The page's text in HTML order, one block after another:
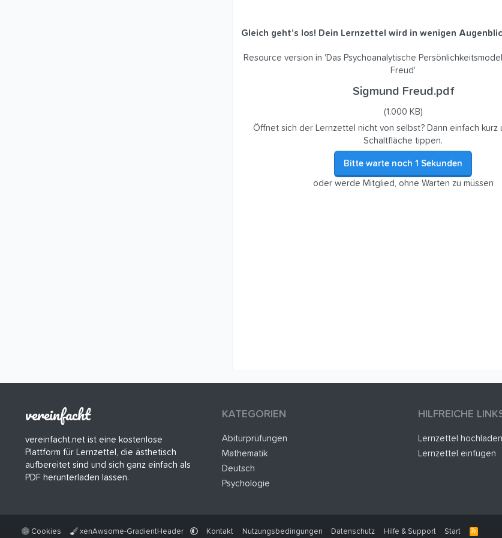
Gleich geht’s los! Dein Lernzettel wird in wenigen
Resource version in 'Das Psychoanalytische
Freud'
Sigmund Freud.pdf
(1.000 KB)
Öffnet sich der Lernzettel nicht von selbst? Dann einfach kurz
Schaltfläche tippen.
Bitte warte noch 1 Sekunden
oder werde Mitglied, ohne Warten zu müssen
vereinfacht
vereinfacht.net ist eine kostenlose
Plattform für Lernzettel, die ästhetisch
aufbereitet sind und sich ganz einfach als
PDF herunterladen lassen.
KATEGORIEN
Abiturprüfungen
Mathematik
Deutsch
Psychologie
HILFREICHE
Lernzettel hochladen
Lernzettel einfügen
Cookies xenAwsome-GradientHeader Kontakt Nutzungsbedingungen Datenschutz Hilfe & Support Start